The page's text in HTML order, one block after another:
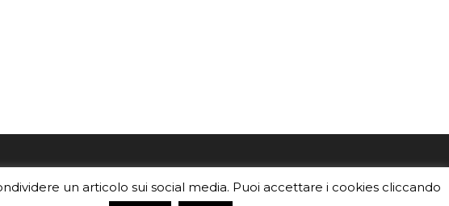
le tue foto o i
brochureda distribuire nella tua
un articolo sui social media. Puoi accettare i cookies cliccando